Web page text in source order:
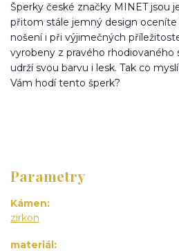
Šperky české značky MINET jsou
přitom stále jemný design
nošení i při výjimečných
vyrobeny z pravého rhodiovaného
udrží svou barvu i lesk. Tak co
Vám hodí tento šperk?
Parametry
Kámen
zirkon
materiál